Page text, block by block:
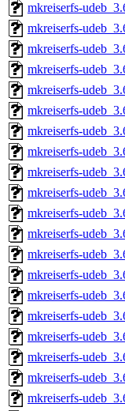
mkreiserfs-
mkreiserfs-
mkreiserfs-
mkreiserfs-
mkreiserfs-
mkreiserfs-
mkreiserfs-
mkreiserfs-
mkreiserfs-
mkreiserfs-
mkreiserfs-
mkreiserfs-
mkreiserfs-
mkreiserfs-
mkreiserfs-
mkreiserfs-
mkreiserfs-
mkreiserfs-
mkreiserfs-
mkreiserfs-